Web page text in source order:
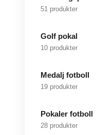
51 produkter
Golf pokal
10 produkter
Medalj fotboll
19 produkter
Pokaler fotboll
28 produkter